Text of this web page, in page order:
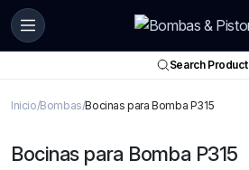
Search Product
Inicio Bombas Bocinas para Bomba P315
Bocinas para Bomba P315